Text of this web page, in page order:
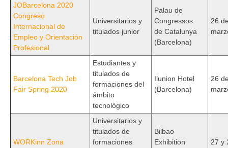
JOBarcelona 2020
Congreso
Internacional de
Empleo y Orientación
Profesional
Universitarios y
titulados junior
Palau de
Congressos
de Catalunya
(Barcelona)
26
Barcelona Tech Job
Fair Spring 2020
Estudiantes y
titulados de
formaciones del
ámbito
tecnológico
Ilunion Hotel
(Barcelona)
26
WORKinn Zona
Universitarios y
titulados de
formaciones
Bilbao
Exhibition
27 y